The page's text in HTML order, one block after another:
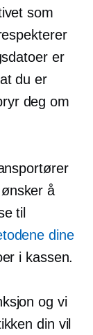
som
er
du er
deg om
å
til
dine
i kassen.
og vi
din vil